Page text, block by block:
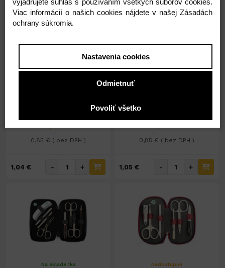
Nedostupné
0,85 € ( bez DPH )
1,04 € - +
Nedostupné
Pílnik zafírový 15,5cm
0,85 € ( bez DPH )
1,05 € - +
Na sklade 1ks Nedostupné
Viac informácií o našich cookies nájdete v našej Zásadách
ochrany súkromia.
Nastavenia cookies
Odmietnuť
Povoliť všetko